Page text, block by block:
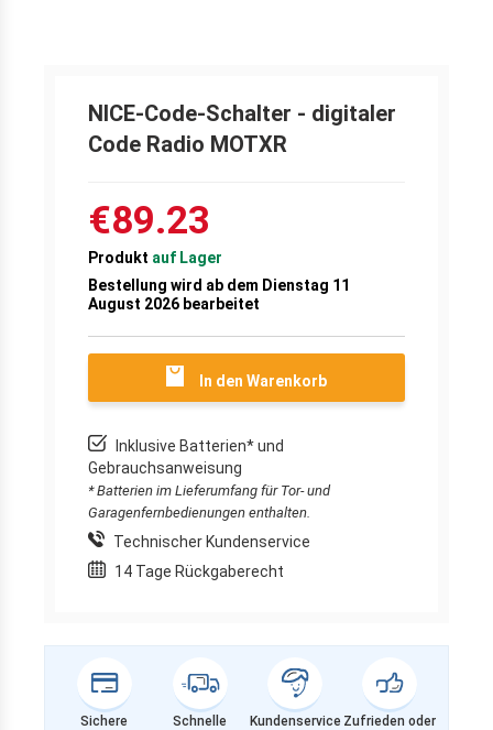
NICE-Code-Schalter - digitaler
Code Radio MOTXR
€89.23
Produkt auf Lager
Bestellung wird ab dem Dienstag 11
August 2026 bearbeitet
In den Warenkorb
Inklusive Batterien* und
Gebrauchsanweisung
* Batterien im Lieferumfang für Tor- und
Garagenfernbedienungen enthalten.
Technischer Kundenservice
14 Tage Rückgaberecht
Sichere
Schnelle
Kundenservice Zufrieden oder